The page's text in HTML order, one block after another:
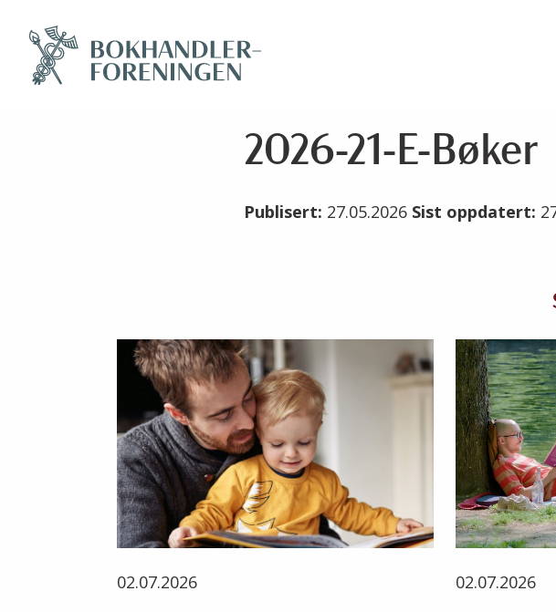
2026-21-E-Bøker
Publisert: 27.05.2026 Sist oppdatert:
02.07.2026 02.07.2026